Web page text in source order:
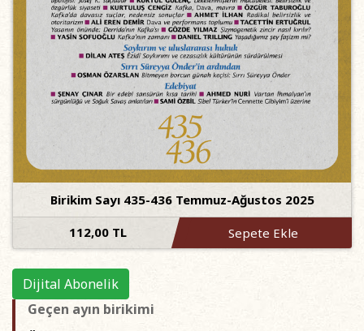
Birikim Sayı 435-436 Temmuz-Ağustos 2025
112,00 TL
Sepete Ekle
Dijital Abonelik
Geçen ayın birikimi